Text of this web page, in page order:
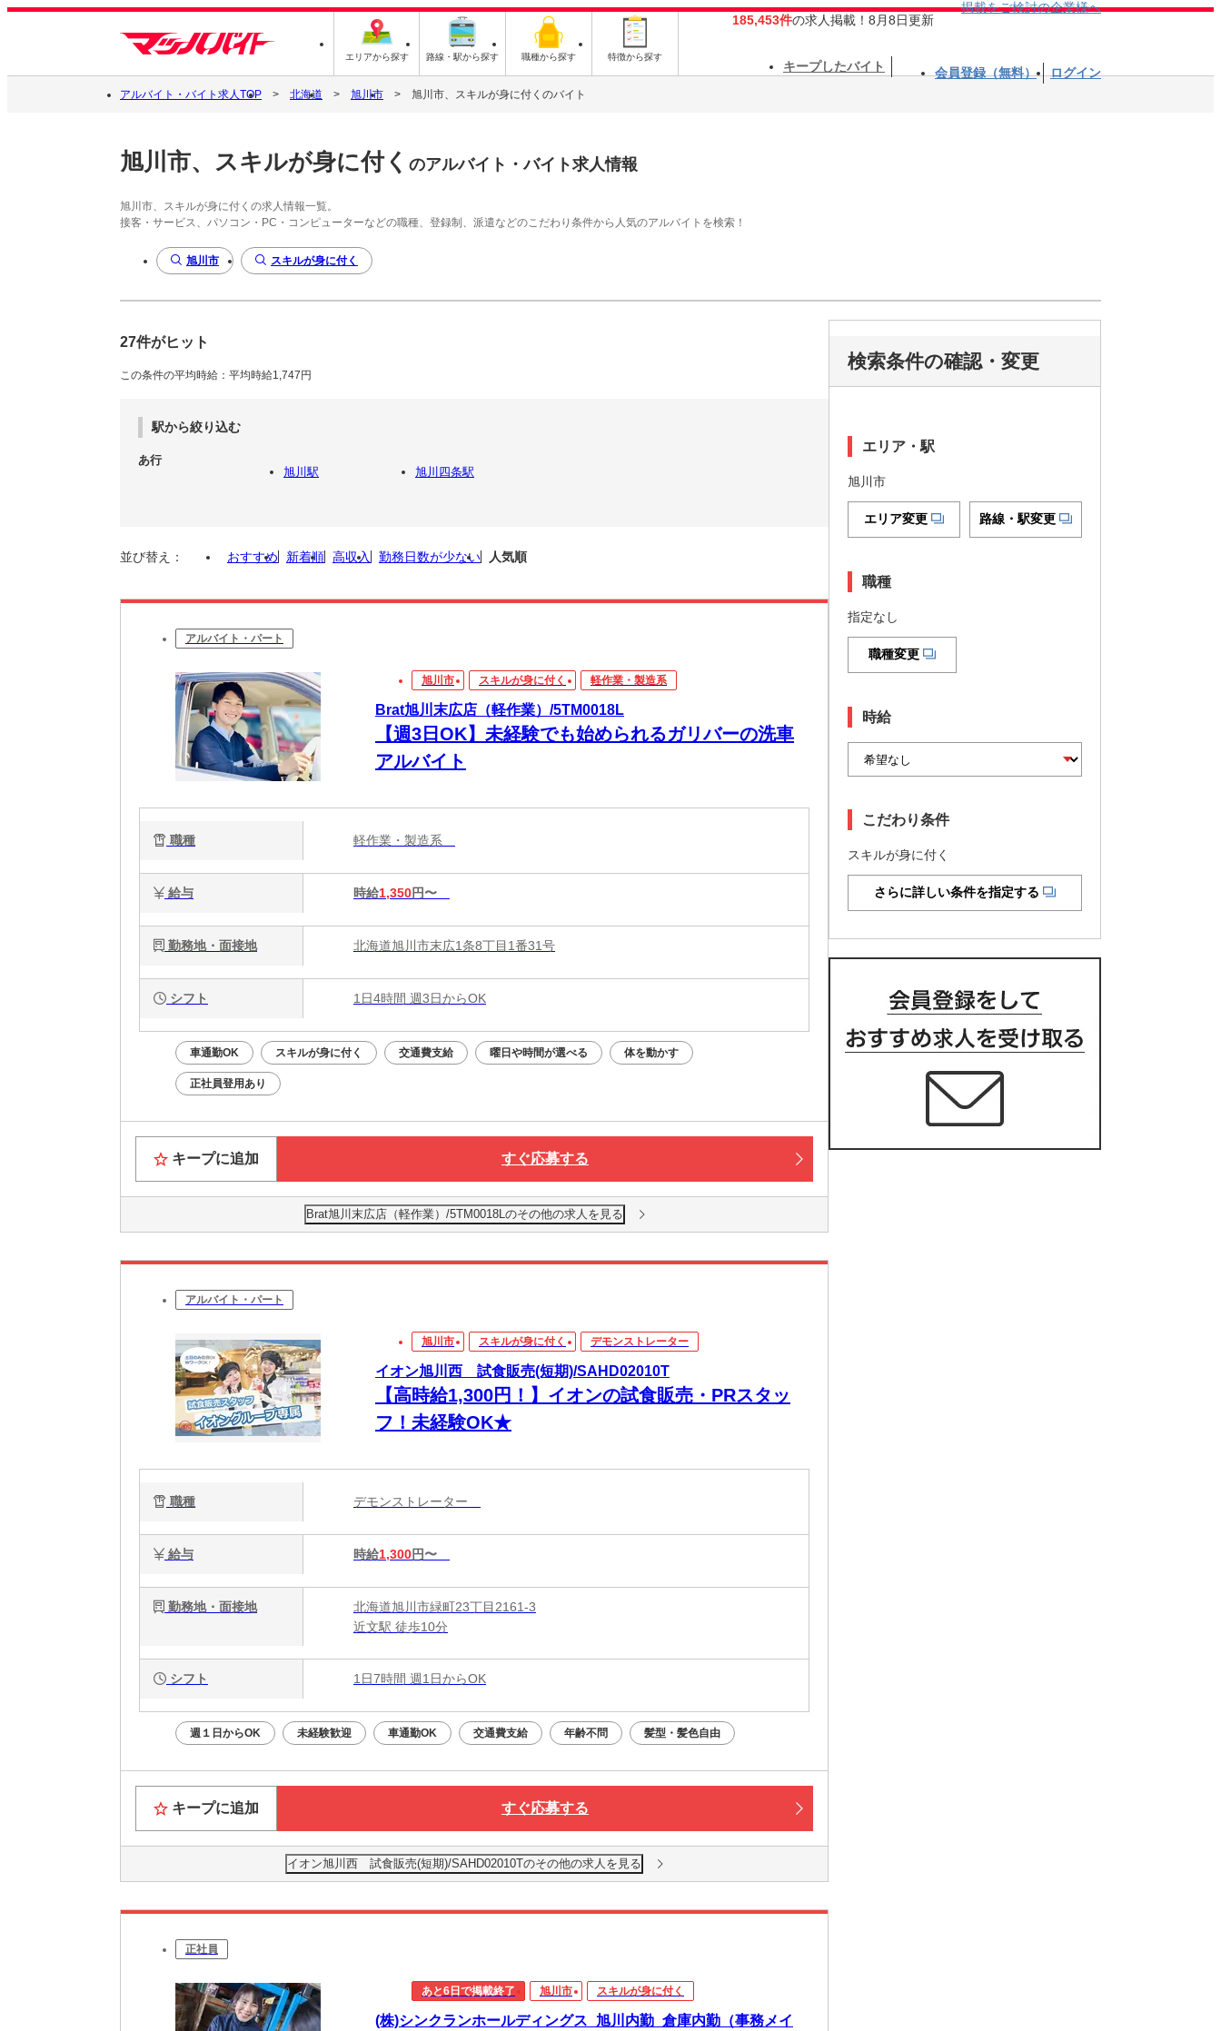
エリアから探す 路線・駅から探す 職種から探す 特徴から探す
185,453件の求人掲載！8月8日更新
掲載をご検討の企業様へ
キープしたバイト 会員登録（無料） ログイン
アルバイト・バイト求人TOP 北海道 旭川市 旭川市、スキルが身に付くのバイト
旭川市、スキルが身に付く のアルバイト・バイト求人情報
旭川市、スキルが身に付くの求人情報一覧。
接客・サービス、パソコン・PC・コンピューターなどの職種、登録制、派遣などのこだわり条件から人気のアルバイトを検索！
旭川市 スキルが身に付く
27件がヒット
この条件の平均時給：平均時給1,747円
駅から絞り込む
あ行
旭川駅
旭川四条駅
並び替え： おすすめ 新着順 高収入 勤務日数が少ない 人気順
アルバイト・パート
旭川市 スキルが身に付く 軽作業・製造系
Brat旭川末広店（軽作業）/5TM0018L
【週3日OK】未経験でも始められるガリバーの洗車
アルバイト
職種 軽作業・製造系
給与 時給1,350円〜
勤務地・面接地 北海道旭川市末広1条8丁目1番31号
シフト 1日4時間 週3日からOK
車通勤OK スキルが身に付く 交通費支給 曜日や時間が選べる 体を動かす
正社員登用あり
キープに追加 すぐ応募する
Brat旭川末広店（軽作業）/5TM0018Lのその他の求人を見る
アルバイト・パート
旭川市 スキルが身に付く デモンストレーター
イオン旭川西 試食販売(短期)/SAHD02010T
【高時給1,300円！】イオンの試食販売・PRスタッ
フ！未経験OK★
職種 デモンストレーター
給与 時給1,300円〜
勤務地・面接地
北海道旭川市緑町23丁目2161-3
近文駅 徒歩10分
シフト 1日7時間 週1日からOK
週１日からOK 未経験歓迎 車通勤OK 交通費支給 年齢不問 髪型・髪色自由
キープに追加 すぐ応募する
イオン旭川西 試食販売(短期)/SAHD02010Tのその他の求人を見る
正社員
あと6日で掲載終了 旭川市 スキルが身に付く
(株)シンクランホールディングス_旭川内勤_倉庫内勤（事務メイ
検索条件の確認・変更
エリア・駅
旭川市
エリア変更 路線・駅変更
職種
指定なし
職種変更
時給
こだわり条件
スキルが身に付く
さらに詳しい条件を指定する